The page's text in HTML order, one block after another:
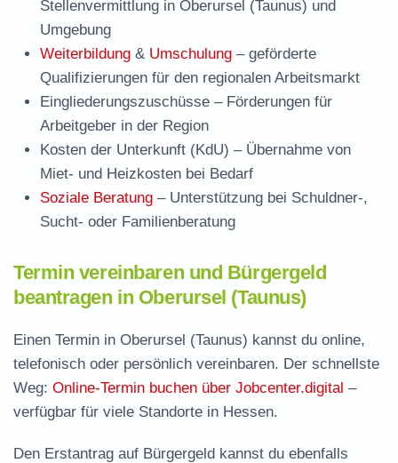
Stellenvermittlung in Oberursel (Taunus) und
Umgebung
Weiterbildung & Umschulung – geförderte
Qualifizierungen für den regionalen Arbeitsmarkt
Eingliederungszuschüsse – Förderungen für
Arbeitgeber in der Region
Kosten der Unterkunft (KdU) – Übernahme von
Miet- und Heizkosten bei Bedarf
Soziale Beratung – Unterstützung bei Schuldner-,
Sucht- oder Familienberatung
Termin vereinbaren und Bürgergeld
beantragen in Oberursel (Taunus)
Einen Termin in Oberursel (Taunus) kannst du online,
telefonisch oder persönlich vereinbaren. Der schnellste
Weg: Online-Termin buchen über Jobcenter.digital –
verfügbar für viele Standorte in Hessen.
Den Erstantrag auf Bürgergeld kannst du ebenfalls